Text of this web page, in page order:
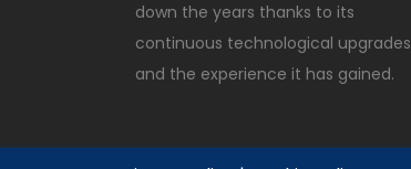
down the years thanks to its
continuous technological upgrades
and the experience it has gained.